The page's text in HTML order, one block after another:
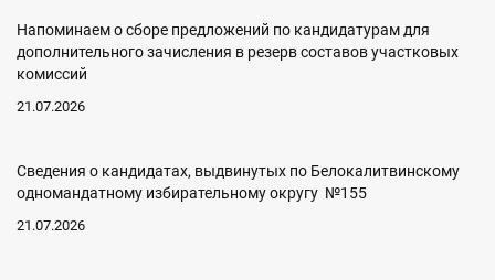
Напоминаем о сборе предложений по кандидатурам для
дополнительного зачисления в резерв составов участковых
комиссий
21.07.2026
Сведения о кандидатах, выдвинутых по Белокалитвинскому
одномандатному избирательному округу №155
21.07.2026